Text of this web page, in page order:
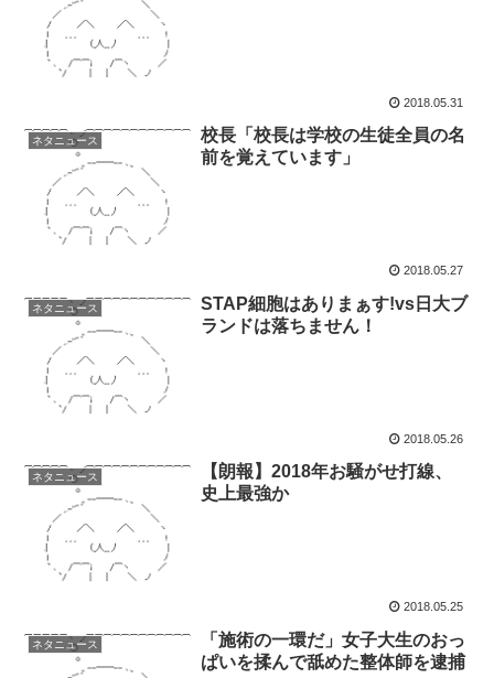
2018.05.31
ネタニュース
校長「校長は学校の生徒全員の名
前を覚えています」
2018.05.27
ネタニュース
STAP細胞はありまぁす!vs日大ブ
ランドは落ちません！
2018.05.26
ネタニュース
【朗報】2018年お騒がせ打線、
史上最強か
2018.05.25
ネタニュース
「施術の一環だ」女子大生のおっ
ぱいを揉んで舐めた整体師を逮捕